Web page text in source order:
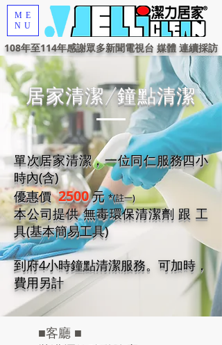
108年至114年感謝眾多新聞電視台 媒體 連續採訪
ME
NU
■客廳 ■
居家清潔/鐘點清潔
單次居家清潔，一位同仁服務四小
時內(含)
優惠價 2500元*(註一)
本公司提供 無毒環保清潔劑 跟 工
具(基本簡易工具)
到府4小時鐘點清潔服務。可加時，
費用另計